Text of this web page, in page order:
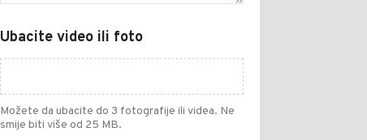
Ubacite video ili foto
Možete da ubacite do 3 fotografije ili videa. Ne
smije biti više od 25 MB.